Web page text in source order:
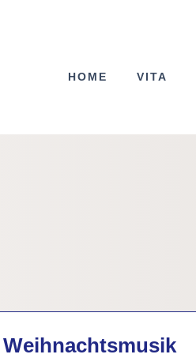
HOME VITA